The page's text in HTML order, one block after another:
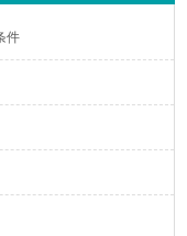
件